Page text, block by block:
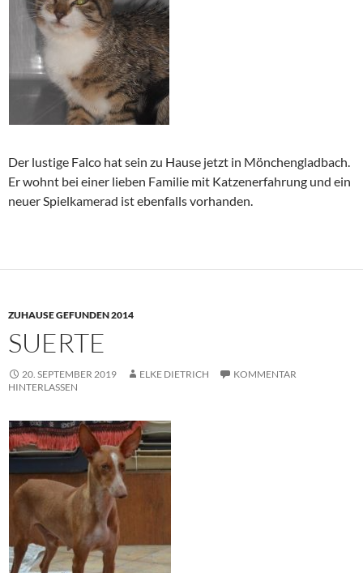
Der lustige Falco hat sein zu Hause jetzt in Mönchengladbach.
Er wohnt bei einer lieben Familie mit Katzenerfahrung und ein
neuer Spielkamerad ist ebenfalls vorhanden.
ZUHAUSE GEFUNDEN 2014
SUERTE
20. SEPTEMBER 2019 ELKE DIETRICH
KOMMENTAR
HINTERLASSEN